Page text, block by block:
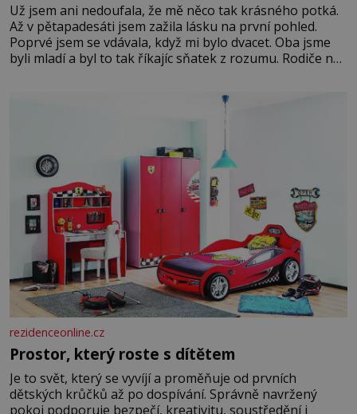
Už jsem ani nedoufala, že mě něco tak krásného potká.
Až v pětapadesáti jsem zažila lásku na první pohled.
Poprvé jsem se vdávala, když mi bylo dvacet. Oba jsme
byli mladí a byl to tak říkajíc sňatek z rozumu. Rodiče nás
rezidenceonline.cz
Prostor, který roste s dítětem
Je to svět, který se vyvíjí a proměňuje od prvních
dětských krůčků až po dospívání. Správně navržený
pokoj podporuje bezpečí, kreativitu, soustředění i